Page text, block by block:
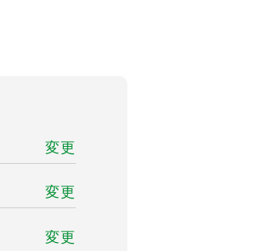
変更
変更
変更